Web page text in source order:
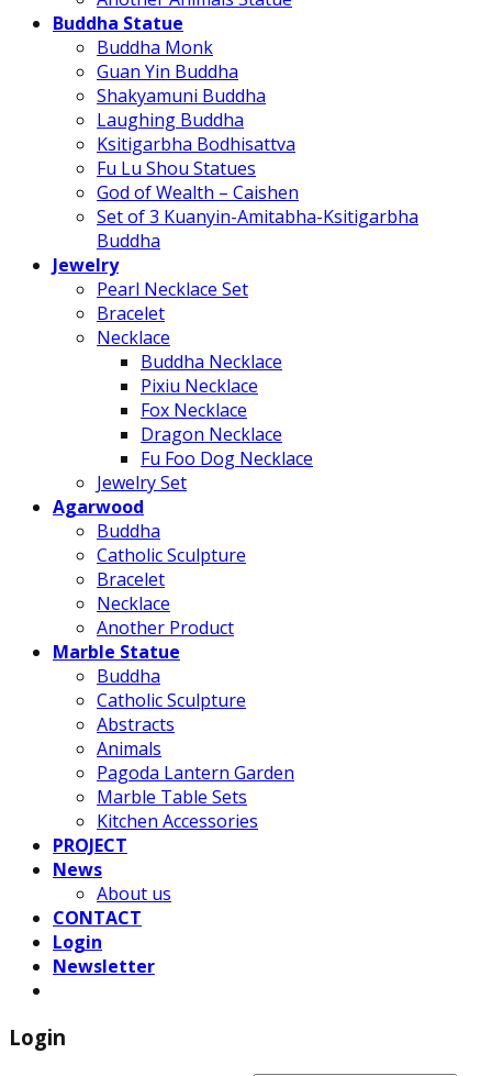
Buddha Statue
Buddha Monk
Guan Yin Buddha
Shakyamuni Buddha
Laughing Buddha
Ksitigarbha Bodhisattva
Fu Lu Shou Statues
God of Wealth – Caishen
Set of 3 Kuanyin-Amitabha-Ksitigarbha
Buddha
Jewelry
Pearl Necklace Set
Bracelet
Necklace
Buddha Necklace
Pixiu Necklace
Fox Necklace
Dragon Necklace
Fu Foo Dog Necklace
Jewelry Set
Agarwood
Buddha
Catholic Sculpture
Bracelet
Necklace
Another Product
Marble Statue
Buddha
Catholic Sculpture
Abstracts
Animals
Pagoda Lantern Garden
Marble Table Sets
Kitchen Accessories
PROJECT
News
About us
CONTACT
Login
Newsletter
Login